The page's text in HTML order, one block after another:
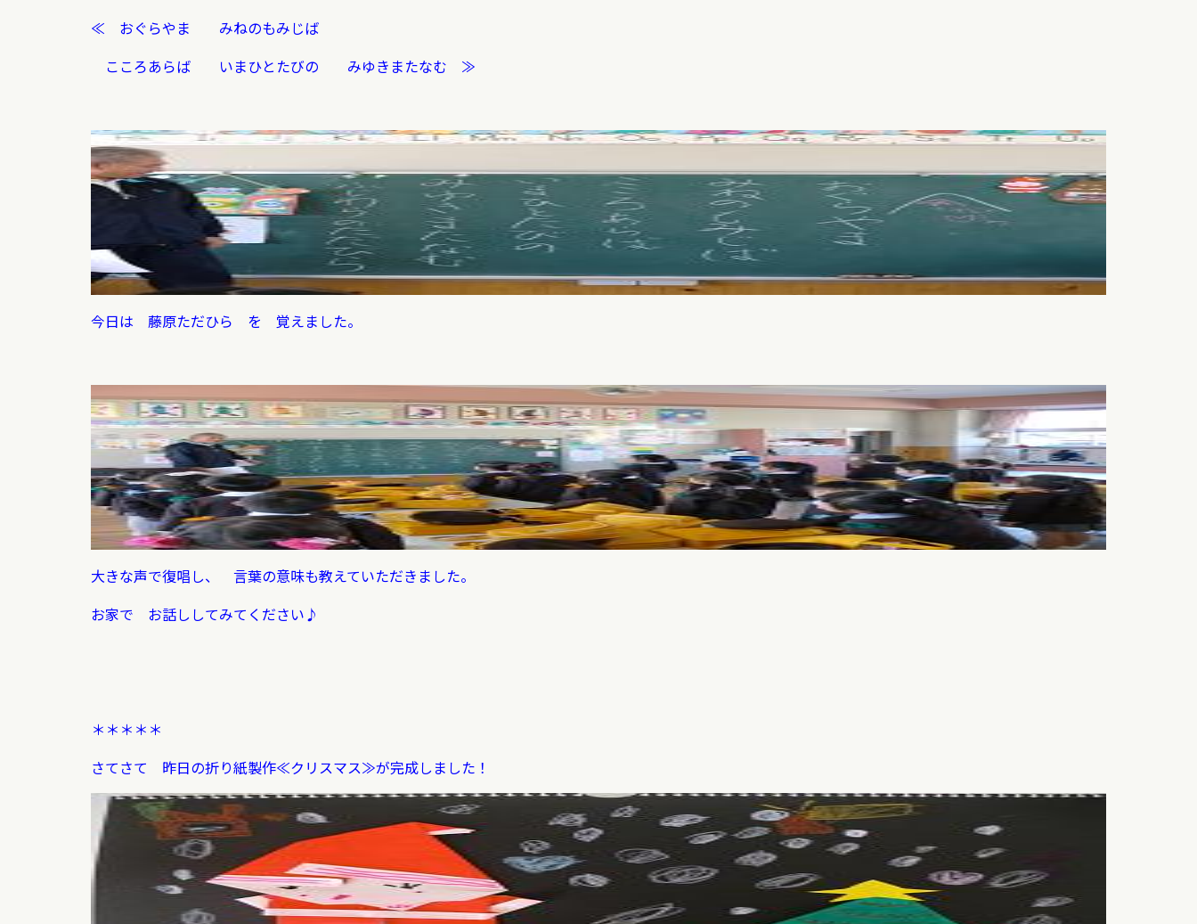
≪ おぐらやま みねのもみじば
こころあらば いまひとたびの みゆきまたなむ ≫
今日は 藤原ただひら を 覚えました。
大きな声で復唱し、 言葉の意味も教えていただきました。
お家で お話ししてみてください♪
＊＊＊＊＊
さてさて 昨日の折り紙製作≪クリスマス≫が完成しました！